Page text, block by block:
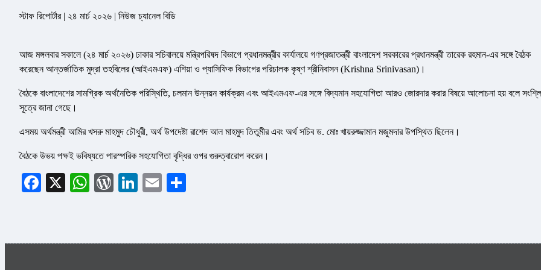
স্টাফ রিপোর্টার | ২৪ মার্চ ২০২৬ | নিউজ চ্যানেল বিডি
আজ মঙ্গলবার সকালে (২৪ মার্চ ২০২৬) ঢাকার সচিবালয়ে মন্ত্রিপরিষদ বিভাগে প্রধানমন্ত্রীর কার্যালয়ে গণপ্রজাতন্ত্রী বাংলাদেশ সরকারের প্রধানমন্ত্রী তারেক রহমান-এর সঙ্গে বৈঠক
করেছেন আন্তর্জাতিক মুদ্রা তহবিলের (আইএমএফ) এশিয়া ও প্যাসিফিক বিভাগের পরিচালক কৃষ্ণ শ্রীনিবাসন (Krishna Srinivasan)।
বৈঠকে বাংলাদেশের সামগ্রিক অর্থনৈতিক পরিস্থিতি, চলমান উন্নয়ন কার্যক্রম এবং আইএমএফ-এর সঙ্গে বিদ্যমান সহযোগিতা আরও জোরদার করার বিষয়ে আলোচনা হয় বলে
সূত্রে জানা গেছে।
এসময় অর্থমন্ত্রী আমির খসরু মাহমুদ চৌধুরী, অর্থ উপদেষ্টা রাশেদ আল মাহমুদ তিতুমীর এবং অর্থ সচিব ড. মোঃ খায়রুজ্জামান মজুমদার উপস্থিত ছিলেন।
বৈঠকে উভয় পক্ষই ভবিষ্যতে পারস্পরিক সহযোগিতা বৃদ্ধির ওপর গুরুত্বারোপ করেন।
Facebook
X WhatsApp
WordPress
LinkedIn
Email